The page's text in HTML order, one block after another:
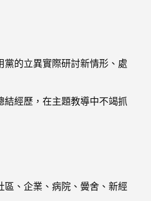
黨的立異實際研討新情形、處
經歷，在主題教導中不竭抓
、企業、病院、黌舍、新經